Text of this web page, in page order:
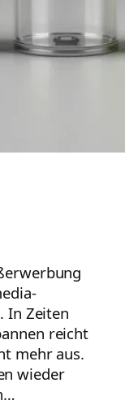
In Zeiten
reicht
mehr aus.
wieder